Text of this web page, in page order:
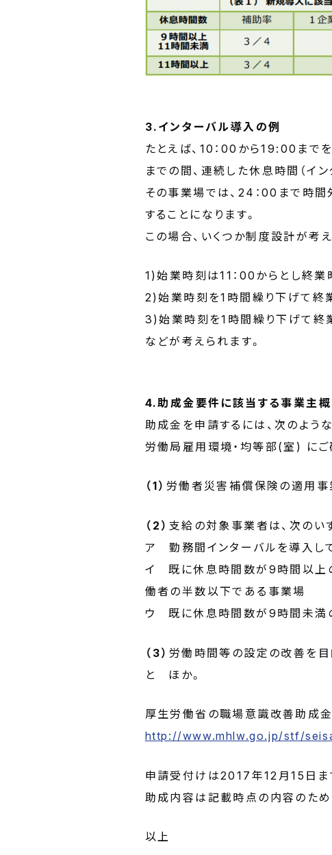
3.インターバル導入の例
たとえば、10：00から19:00まで
までの間、連続した休息時間（イ
その事業場では、24：00まで時
することになります。
この場合、いくつか制度設計が考え
1)始業時刻は11：00からとし終
2)始業時刻を1時間繰り下げて終
3)始業時刻を1時間繰り下げて終
などが考えられます。
4.助成金要件に該当する事業主
助成金を申請するには、次のよう
労働局雇用環境・均等部(室) にご
（1） 労働者災害補償保険の適用事
（2） 支給の対象事業者は、次のい
ア 勤務間インターバルを導入し
イ 既に休息時間数が9時間以上
働者の半数以下である事業場
ウ 既に休息時間数が9時間未満
（3） 労働時間等の設定の改善を
と ほか。
厚生労働省の職場意識改善助成
http://www.mhlw.go.jp/stf/
申請受付けは2017年12月15日ま
助成内容は記載時点の内容のため
以上